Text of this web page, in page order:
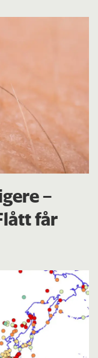
–
får